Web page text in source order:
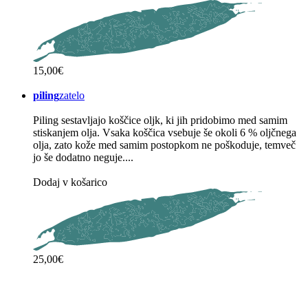
15,00€
pilingzatelo
Piling sestavljajo koščice oljk, ki jih pridobimo med samim
stiskanjem olja. Vsaka koščica vsebuje še okoli 6 % oljčnega
olja, zato kože med samim postopkom ne poškoduje, temveč
jo še dodatno neguje....
Dodaj v košarico
25,00€